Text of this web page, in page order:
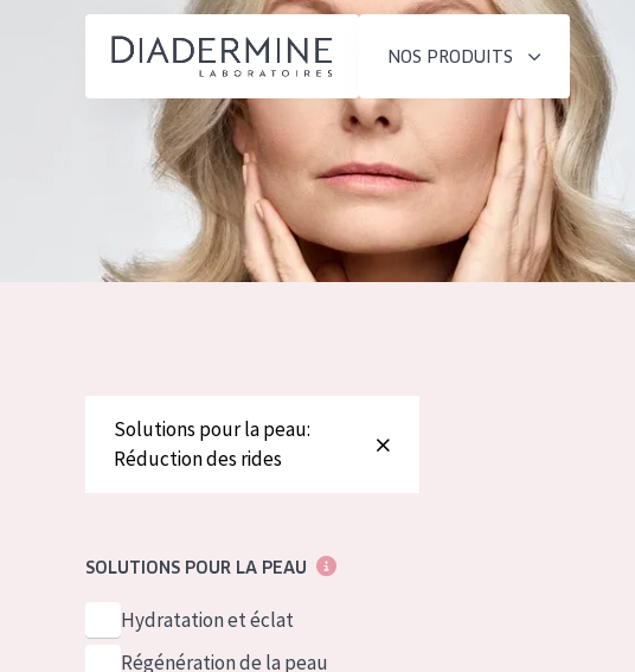
NOS PRODUITS
SOLUTIONS POUR LA PEAU
Hydratation et éclat
Réduction des rides
Peau ménopausée
TYPE DE PRODUIT
Crème de Jour
Crème de Nuit
Composition
À propos
Solutions pour la peau:
Réduction des rides
SOLUTIONS POUR LA PEAU
Hydratation et éclat
Régénération de la peau